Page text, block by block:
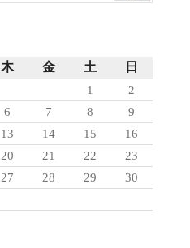
索:
木 金 土 日
1
2
6 7 8
9
13 14 15
16
20 21 22
23
27 28 29
30